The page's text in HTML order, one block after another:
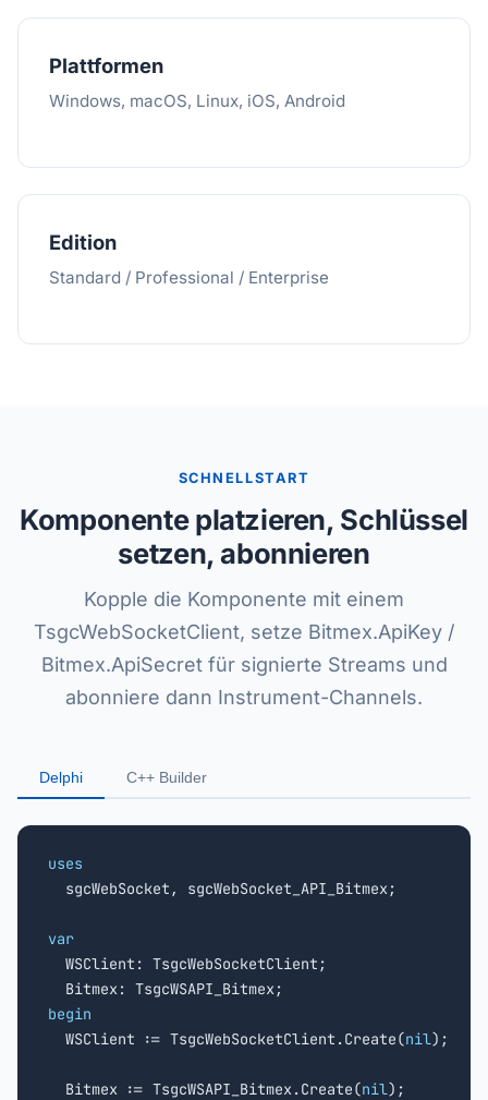
Plattformen
Windows, macOS, Linux, iOS, Android
Edition
Standard / Professional / Enterprise
SCHNELLSTART
Komponente platzieren, Schlüssel
setzen, abonnieren
Kopple die Komponente mit einem
TsgcWebSocketClient, setze Bitmex.ApiKey /
Bitmex.ApiSecret für signierte Streams und
abonniere dann Instrument-Channels.
Delphi C++ Builder
uses
sgcWebSocket, sgcWebSocket_API_Bitmex;
var
WSClient: TsgcWebSocketClient;
begin
WSClient := TsgcWebSocketClient.Create(nil);
  Bitmex := TsgcWSAPI_Bitmex.Create(
nil);